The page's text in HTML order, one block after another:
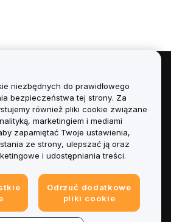
niezbędnych do prawidłowego
bezpieczeństwa tej strony. Za
również pliki cookie związane
marketingiem i mediami
zapamiętać Twoje ustawienia,
ze strony, ulepszać ją oraz
i udostępniania treści.
Odrzuć dodatkowe
pliki cookie